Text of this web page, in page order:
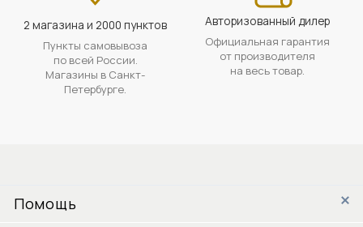
2 магазина и 2000 пунктов
Пункты самовывоза
по всей России.
Магазины в Санкт-
Петербурге.
Авторизованный дилер
Официальная гарантия
от производителя
на весь товар.
Помощь